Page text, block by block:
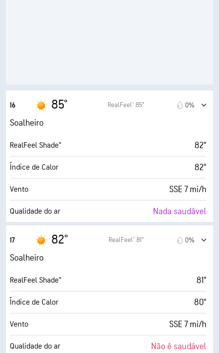
Visibilidade 8 milhas
Teto de nuvens
16 85° RealFeel® 85° 0%
Soalheiro
RealFeel Shade™ 82°
Índice de Calor 82°
Vento SSE 7 mi/h
Qualidade do ar Nada saudável
Índice máximo UV
Rajadas
Humidade 11%
Ponto de orvalho 25° F
AccuLumen Brightness Index™ 10 (Muito claro)
Cobertura de nuvens 0%
17 82° RealFeel® 81° 0%
Soalheiro
RealFeel Shade™ 81°
Índice de Calor 80°
Vento SSE 7 mi/h
Qualidade do ar Não é saudável